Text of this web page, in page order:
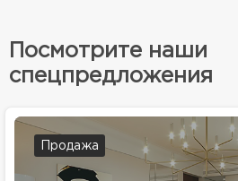
Посмотрите наши
спецпредложения
Продажа